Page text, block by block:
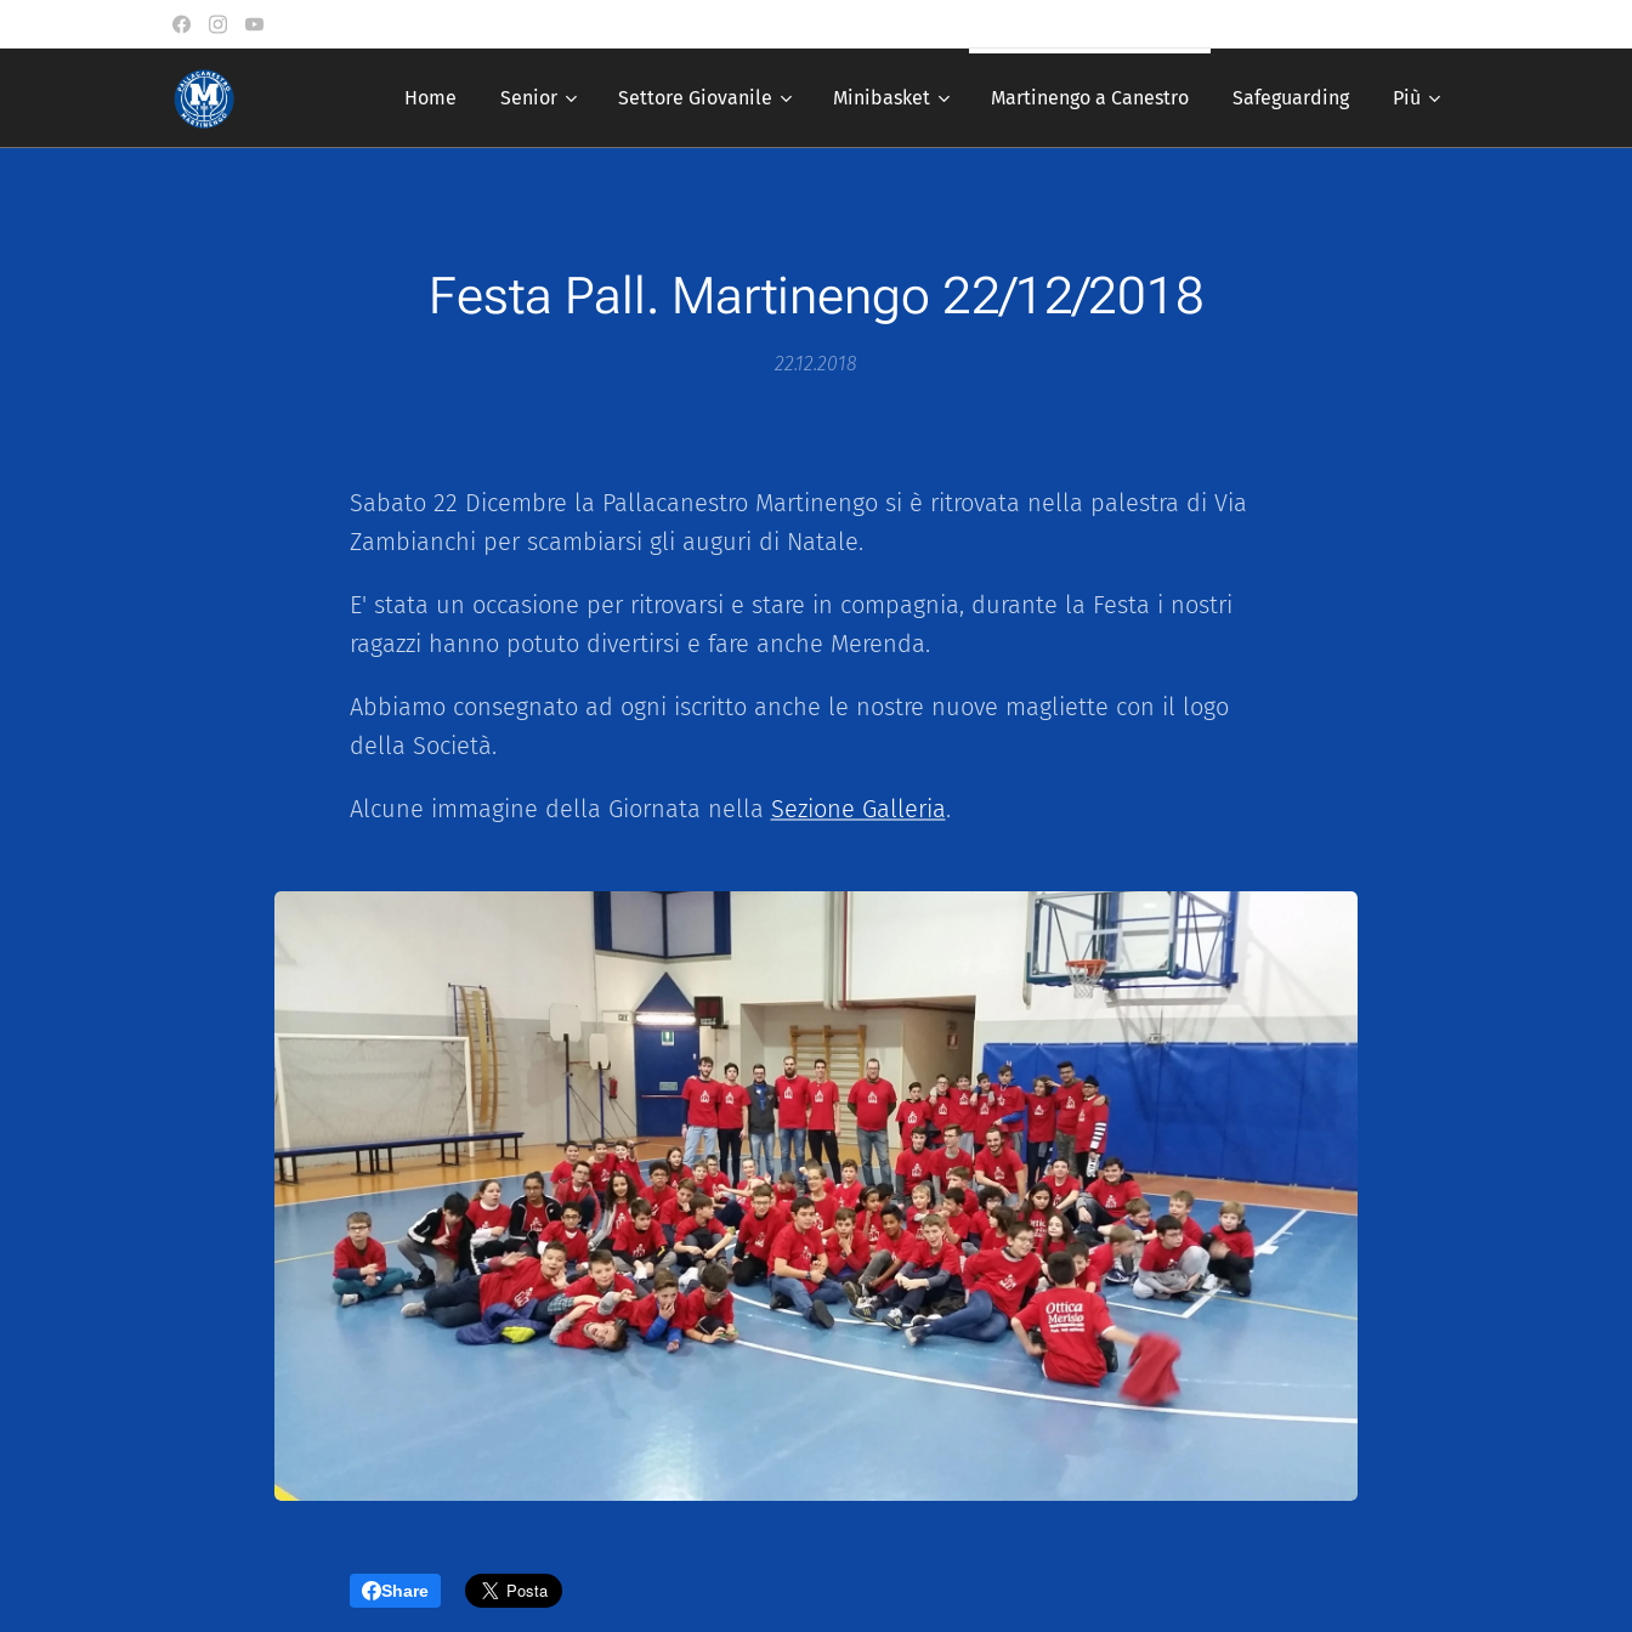
Home Senior Settore Giovanile Minibasket Martinengo a Canestro Safeguarding Più
Festa Pall. Martinengo 22/12/2018
22.12.2018
Sabato 22 Dicembre la Pallacanestro Martinengo si è ritrovata nella palestra di Via
Zambianchi per scambiarsi gli auguri di Natale.
E' stata un occasione per ritrovarsi e stare in compagnia, durante la Festa i nostri
ragazzi hanno potuto divertirsi e fare anche Merenda.
Abbiamo consegnato ad ogni iscritto anche le nostre nuove magliette con il logo
della Società.
Alcune immagine della Giornata nella Sezione Galleria.
Share